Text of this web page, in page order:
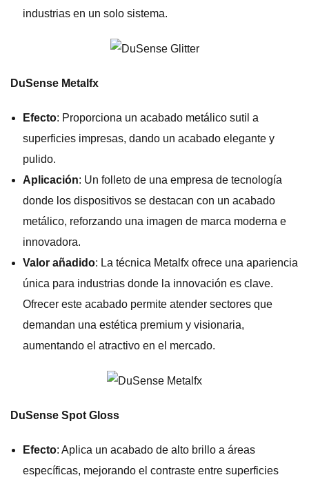
industrias en un solo sistema.
DuSense Metalfx
Efecto: Proporciona un acabado metálico sutil a
superficies impresas, dando un acabado elegante y
pulido.
Aplicación: Un folleto de una empresa de tecnología
donde los dispositivos se destacan con un acabado
metálico, reforzando una imagen de marca moderna e
innovadora.
Valor añadido: La técnica Metalfx ofrece una apariencia
única para industrias donde la innovación es clave.
Ofrecer este acabado permite atender sectores que
demandan una estética premium y visionaria,
aumentando el atractivo en el mercado.
DuSense Spot Gloss
Efecto: Aplica un acabado de alto brillo a áreas
específicas, mejorando el contraste entre superficies